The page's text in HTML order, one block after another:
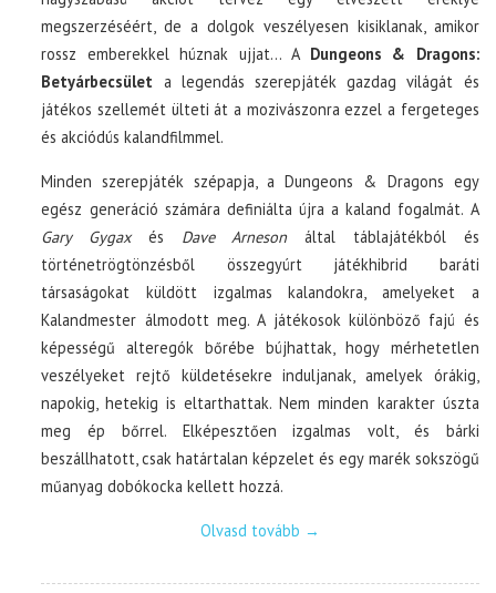
megszerzéséért, de a dolgok veszélyesen kisiklanak, amikor
rossz emberekkel húznak ujjat… A Dungeons & Dragons:
Betyárbecsület a legendás szerepjáték gazdag világát és
játékos szellemét ülteti át a mozivászonra ezzel a fergeteges
és akciódús kalandfilmmel.
Minden szerepjáték szépapja, a Dungeons & Dragons egy
egész generáció számára definiálta újra a kaland fogalmát. A
Gary Gygaxés Dave Arnesonáltal táblajátékból és
történetrögtönzésből összegyúrt játékhibrid baráti
társaságokat küldött izgalmas kalandokra, amelyeket a
Kalandmester álmodott meg. A játékosok különböző fajú és
képességű alteregók bőrébe bújhattak, hogy mérhetetlen
veszélyeket rejtő küldetésekre induljanak, amelyek órákig,
napokig, hetekig is eltarthattak. Nem minden karakter úszta
meg ép bőrrel. Elképesztően izgalmas volt, és bárki
beszállhatott, csak határtalan képzelet és egy marék sokszögű
műanyag dobókocka kellett hozzá.
Olvasd tovább →